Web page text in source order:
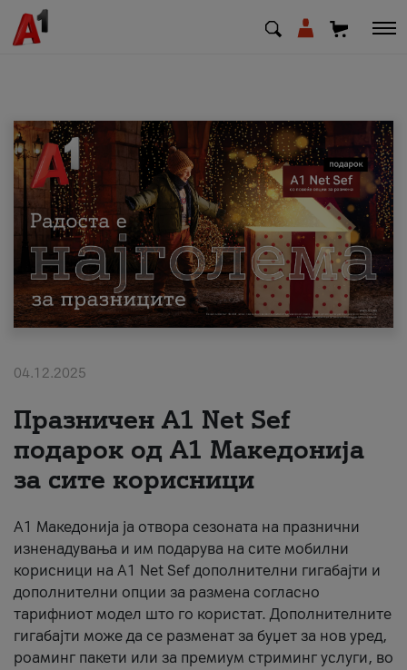
МК EN SQ
Приватни Деловни
Поддршка
Надополни кредит
За нас
#ПодобарОнлајн
04.12.2025
Празничен A1 Net Sеf
подарок од А1 Македонија
за сите корисници
А1 Македонија ја отвора сезоната на празнични
изненадувања и им подарува на сите мобилни
корисници на A1 Net Sef дополнителни гигабајти и
дополнителни опции за размена согласно
тарифниот модел што го користат. Дополнителните
гигабајти може да се разменат за буџет за нов уред,
роаминг пакети или за премиум стриминг услуги, во